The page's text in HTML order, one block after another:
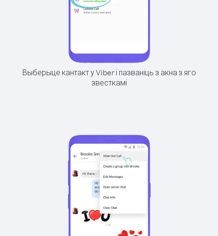
Выберыце кантакт у Viber і пазваніць з акна з яго
звесткамі